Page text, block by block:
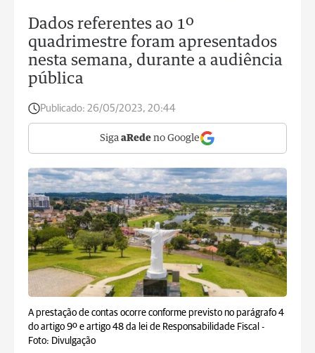
Dados referentes ao 1º
quadrimestre foram apresentados
nesta semana, durante a audiência
pública
Publicado: 26/05/2023, 20:44
Siga aRede no Google
A prestação de contas ocorre conforme previsto no parágrafo 4
do artigo 9º e artigo 48 da lei de Responsabilidade Fiscal -
Foto: Divulgação